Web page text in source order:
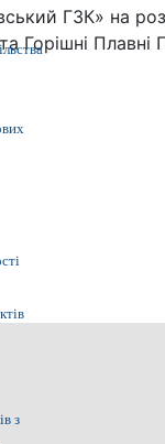
з
ГЗК» на
Горішні Плавні